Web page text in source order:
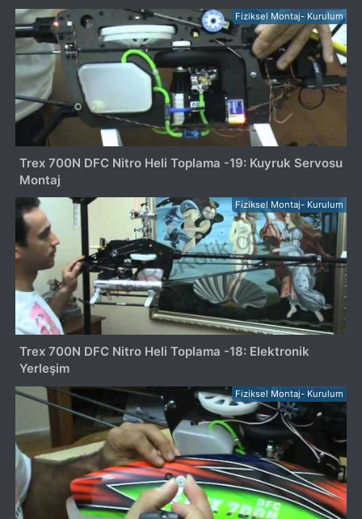
Fiziksel Montaj- Kurulum
Trex 700N DFC Nitro Heli Toplama -19: Kuyruk Servosu
Montaj
Fiziksel Montaj- Kurulum
Trex 700N DFC Nitro Heli Toplama -18: Elektronik
Yerleşim
Fiziksel Montaj- Kurulum